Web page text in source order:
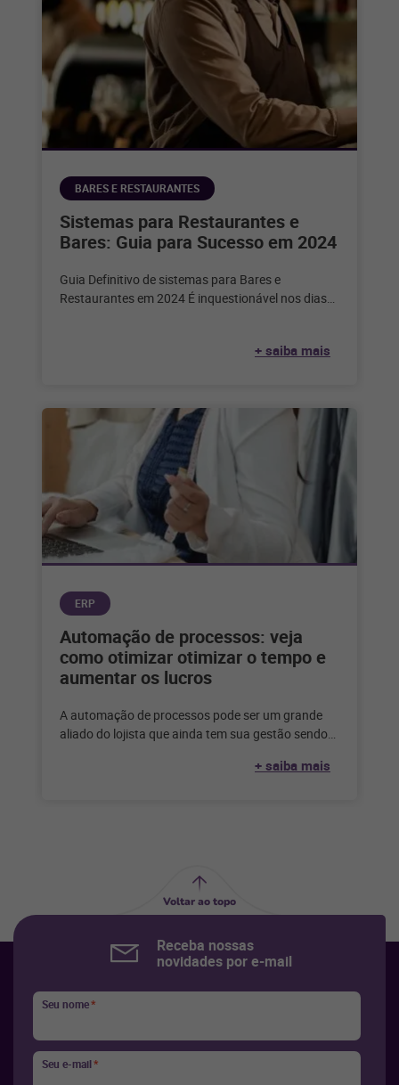
BARES E RESTAURANTES
Sistemas para Restaurantes e
Bares: Guia para Sucesso em 2024
Guia Definitivo de sistemas para Bares e
Restaurantes em 2024 É inquestionável nos dias
+ saiba mais
ERP
Automação de processos: veja
como otimizar otimizar o tempo e
aumentar os lucros
A automação de processos pode ser um grande
aliado do lojista que ainda tem sua gestão sendo
+ saiba mais
Voltar ao topo
Receba nossas
novidades por e-mail
Seu nome*
Seu e-mail*